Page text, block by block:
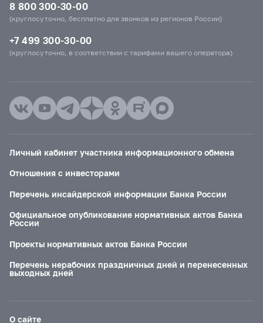
8 800 300-30-00
(круглосуточно, бесплатно для звонков из регионов России)
+7 499 300-30-00
(круглосуточно, в соответствии с тарифами вашего оператора)
Личный кабинет участника информационного обмена
Отношения с инвесторами
Перечень инсайдерской информации Банка России
Официальное опубликование нормативных актов Банка
России
Проекты нормативных актов Банка России
Перечень нерабочих праздничных дней и перенесенных
выходных дней
О сайте